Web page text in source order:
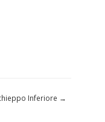
Inferiore →